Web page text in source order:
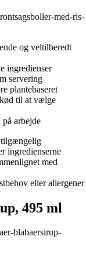
med-ris-
og veltilberedt
ingredienser
servering
plantebaseret
til at vælge
på arbejde
tilgængelig
ingredienserne
med
eller allergener
495 ml
blabaersirup-